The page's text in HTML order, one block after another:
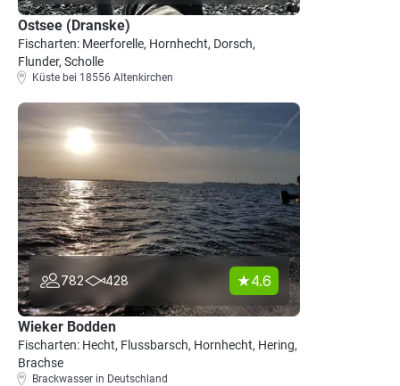
Ostsee (Dranske)
Fischarten: Meerforelle, Hornhecht, Dorsch,
Flunder, Scholle
Küste bei 18556 Altenkirchen
782 428 4.6
Wieker Bodden
Fischarten: Hecht, Flussbarsch, Hornhecht, Hering,
Brachse
Brackwasser in Deutschland